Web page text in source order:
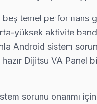
temel performans
yüksek aktivite
Android sistem
Dijitsu VA
sorunu onarımı